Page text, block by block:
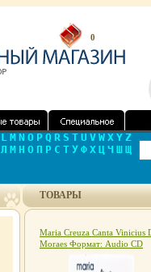
0
L M N O P Q R S T U V W X Y Z
Л М Н О П Р С Т У Ф Х Ц Ч Ш Щ
ТОВАРЫ
Maria Creuza Canta Vinicius
Moraes Формат: Audio CD
(DigiPack) Дистрибьюторы:
IRIS Music, ООО Музыка